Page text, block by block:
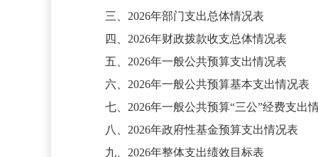
三、 2026年部门支出总体情况表
四、 2026年财政拨款收支总体情况表
五、 2026年一般公共预算支出情况表
六、 2026年一般公共预算基本支出情况表
七、 2026年一般公共预算“三公”经费支出
八、 2026年政府性基金预算支出情况表
九、 2026年整体支出绩效目标表